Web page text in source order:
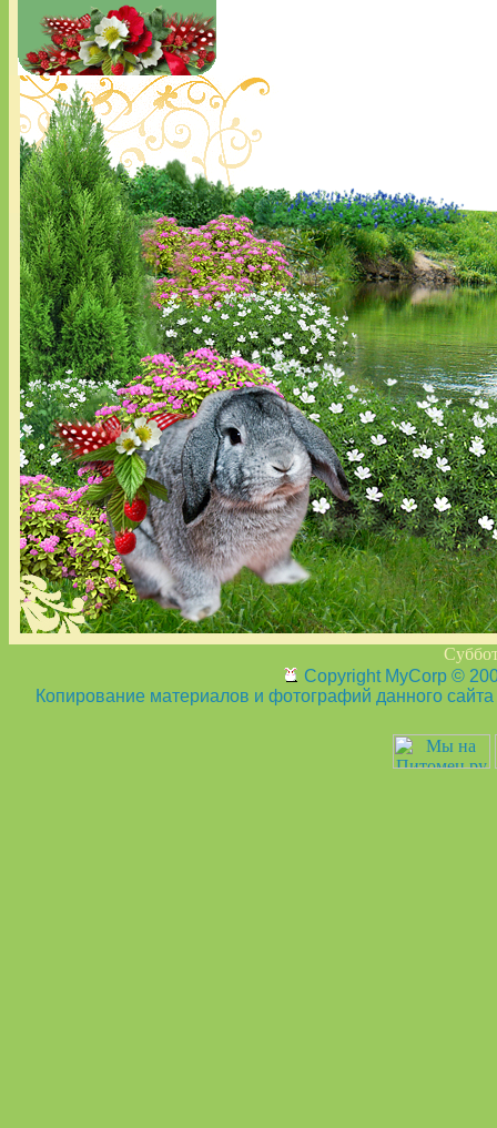
Copyright MyCorp ©
Копирование материалов и фотографий данного